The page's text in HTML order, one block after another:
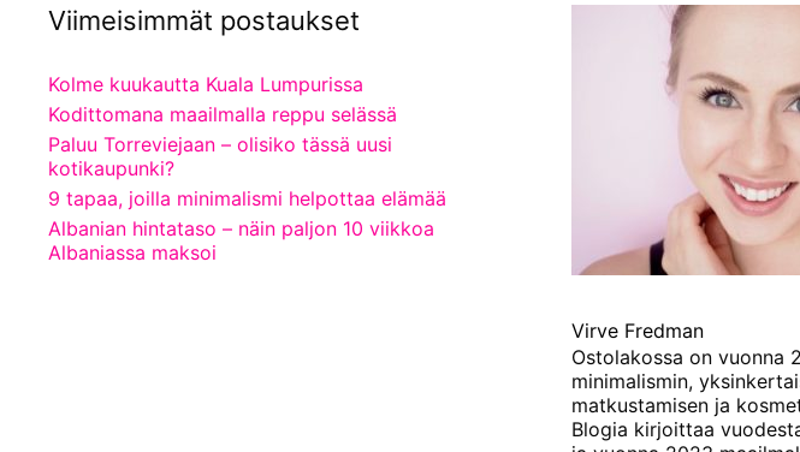
Viimeisimmät postaukset
Kolme kuukautta Kuala Lumpurissa
Kodittomana maailmalla reppu selässä
Paluu Torreviejaan – olisiko tässä uusi
kotikaupunki?
9 tapaa, joilla minimalismi helpottaa elämää
Albanian hintataso – näin paljon 10 viikkoa
Albaniassa maksoi
Virve Fredman
Ostolakossa on vuonna
minimalismin,
matkustamisen ja
Blogia kirjoittaa